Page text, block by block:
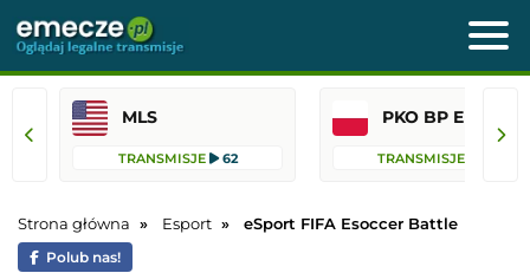
MLS
TRANSMISJE 62 TRANSMISJE
Strona główna Esport eSport FIFA Esoccer Battle
Polub nas!